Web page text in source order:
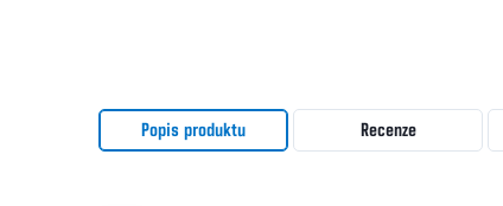
Popis produktu Recenze